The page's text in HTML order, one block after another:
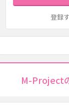
登録
M-Project